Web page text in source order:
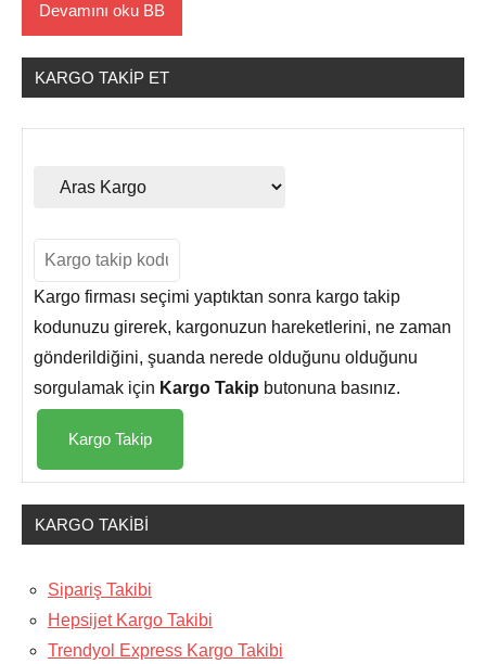
Devamını oku
Yurt
Dışı
Kargo
KARGO TAKIP ET
Kargo firması seçimi yaptıktan sonra kargo takip
kodunuzu girerek, kargonuzun hareketlerini, ne zaman
gönderildiğini, şuanda nerede olduğunu olduğunu
sorgulamak için Kargo Takip butonuna basınız.
KARGO TAKIBI
Sipariş Takibi
Hepsijet Kargo Takibi
Trendyol Express Kargo Takibi